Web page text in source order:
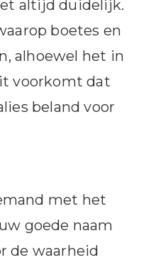
altijd duidelijk.
boetes en
alhoewel het in
voorkomt dat
beland voor
met het
goede naam
de waarheid